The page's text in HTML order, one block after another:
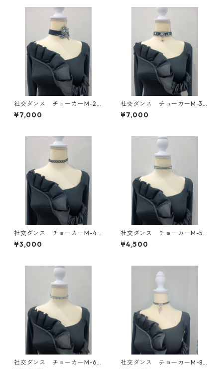
社交ダンス チョーカーM-2
ダンスアクセサリー ベリ
ーダンス ブライダルアクセ
¥7,000
社交ダンス チョーカーM-3
ダンスアクセサリー ベリ
ーダンス ブライダルアクセ
¥7,000
社交ダンス チョーカーM-4
ダンスアクセサリー ベリ
ーダンス ブライダルアクセ
¥3,000
社交ダンス チョーカーM-5
ダンスアクセサリー ベリー
ダンス ブライダルアクセサ
¥4,500
社交ダンス チョーカーM-6
社交ダンス チョーカーM-8